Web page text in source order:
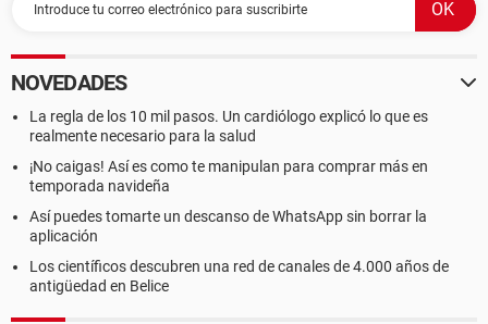
NOVEDADES
La regla de los 10 mil pasos. Un cardiólogo explicó lo que es
realmente necesario para la salud
¡No caigas! Así es como te manipulan para comprar más en
temporada navideña
Así puedes tomarte un descanso de WhatsApp sin borrar la
aplicación
Los científicos descubren una red de canales de 4.000 años de
antigüedad en Belice